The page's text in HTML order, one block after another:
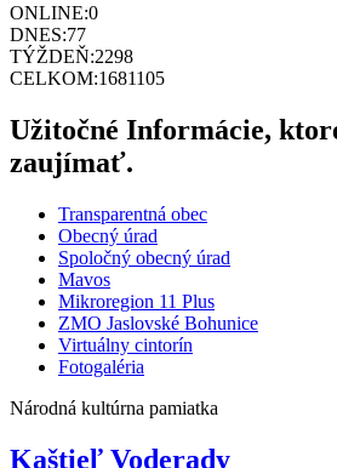
ONLINE:0
DNES:77
TÝŽDEŇ:2298
CELKOM:1681105
Užitočné Informácie,
zaujímať.
Transparentná obec
Obecný úrad
Spoločný obecný úrad
Mavos
Mikroregion 11 Plus
ZMO Jaslovské Bohunice
Virtuálny cintorín
Fotogaléria
Národná kultúrna pamiatka
Kaštieľ Voderady